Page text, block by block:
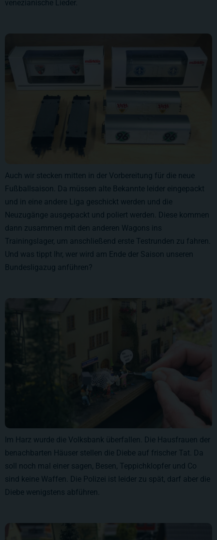
venezianische Lieder.
Auch wir stecken mitten in der Vorbereitung für die neue
Fußballsaison. Da müssen alte Bekannte leider eingepackt
und in eine andere Liga geschickt werden und die
Neuzugänge ausgepackt und poliert werden. Diese kommen
dann zusammen mit den anderen Wagons ins
Trainingslager, um anschließend erste Testrunden zu fahren.
Und was tippt Ihr, wer wird am Ende der Saison unseren
Bundesligazug anführen?
Im Harz wurde die Volksbank überfallen. Die Hausfrauen der
benachbarten Häuser stellen die Diebe auf frischer Tat. Da
soll noch mal einer sagen, Besen, Teppichklopfer und Co
sind keine Waffen. Die Polizei ist leider zu spät, darf aber die
Diebe wenigstens abführen.